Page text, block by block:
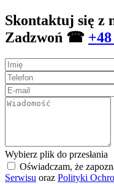
Skontaktuj się z
Zadzwoń ☎
Wybierz plik do przesłania
Oświadczam, że
Serwisu oraz Polityki